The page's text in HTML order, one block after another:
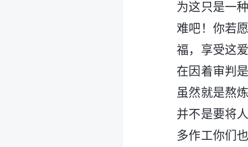
为这只是一
难吧！你若
福，享受这
在因着审判
虽然就是熬
并不是要将
多作工你们